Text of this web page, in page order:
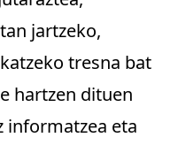
jartzeko,
tresna bat
hartzen dituen
informatzea eta